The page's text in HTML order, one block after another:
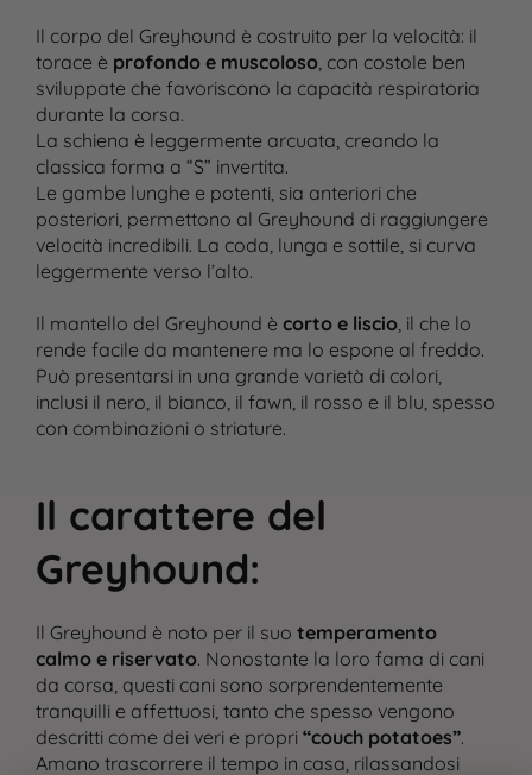
Cane
Gatto
Il corpo del Greyhound è costruito per la velocità: il
torace è profondo e muscoloso, con costole ben
sviluppate che favoriscono la capacità respiratoria
durante la corsa.
La schiena è leggermente arcuata, creando la
classica forma a “S” invertita.
Le gambe lunghe e potenti, sia anteriori che
posteriori, permettono al Greyhound di raggiungere
velocità incredibili. La coda, lunga e sottile, si curva
leggermente verso l’alto​.
Il mantello del Greyhound è corto e liscio, il che lo
rende facile da mantenere ma lo espone al freddo.
Può presentarsi in una grande varietà di colori,
inclusi il nero, il bianco, il fawn, il rosso e il blu, spesso
con combinazioni o striature​.
Il carattere del
Greyhound:
Il Greyhound è noto per il suo temperamento
calmo e riservato. Nonostante la loro fama di cani
da corsa, questi cani sono sorprendentemente
tranquilli e affettuosi, tanto che spesso vengono
descritti come dei veri e propri “couch potatoes”.
Amano trascorrere il tempo in casa, rilassandosi